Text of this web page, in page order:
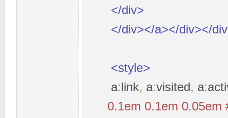
</div>
</div></a></div></
<style>
a:link, a:visited, a:
0.1em 0.1em 0.05em